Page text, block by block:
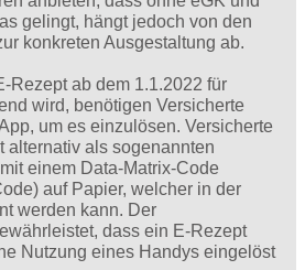
gelingt, hängt jedoch von den
konkreten Ausgestaltung ab.
Rezept ab dem 1.1.2022 für
wird, benötigen Versicherte
um es einzulösen. Versicherte
alternativ als sogenannten
einem Data-Matrix-Code
auf Papier, welcher in der
werden kann. Der
dass ein E-Rezept
Nutzung eines Handys eingelöst